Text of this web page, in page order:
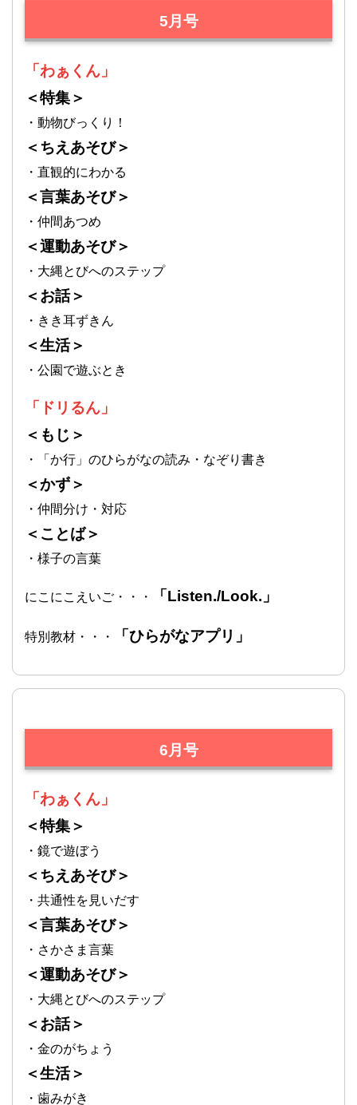
5月号
「わぁくん」
＜特集＞
・動物びっくり！
＜ちえあそび＞
・直観的にわかる
＜言葉あそび＞
・仲間あつめ
＜運動あそび＞
・大縄とびへのステップ
＜お話＞
・きき耳ずきん
＜生活＞
・公園で遊ぶとき
「ドリるん」
＜もじ＞
・「か行」のひらがなの読み・なぞり書き
＜かず＞
・仲間分け・対応
＜ことば＞
・様子の言葉
にこにこえいご・・・ 「Listen./Look.」
特別教材・・・ 「ひらがなアプリ」
6月号
「わぁくん」
＜特集＞
・鏡で遊ぼう
＜ちえあそび＞
・共通性を見いだす
＜言葉あそび＞
・さかさま言葉
＜運動あそび＞
・大縄とびへのステップ
＜お話＞
・金のがちょう
＜生活＞
・歯みがき